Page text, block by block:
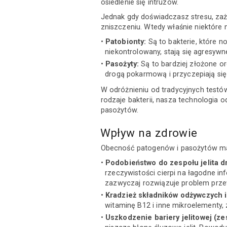
osiedlenie się intruzów.
Jednak gdy doświadczasz stresu,
zniszczeniu. Wtedy właśnie
Patobionty: Są to bakterie, które
niekontrolowany, stają się
Pasożyty: Są to bardziej złożone
drogą pokarmową i przyczepiają
W odróżnieniu od tradycyjnych
rodzaje bakterii, nasza technologia
pasożytów.
Wpływ na zdrowie
Obecność patogenów i pasożytów
Podobieństwo do zespołu jelita
rzeczywistości cierpi na łagodne
zazwyczaj rozwiązuje problem
Kradzież składników odżywczych
witaminę B12 i inne
Uszkodzenie bariery jelitowej